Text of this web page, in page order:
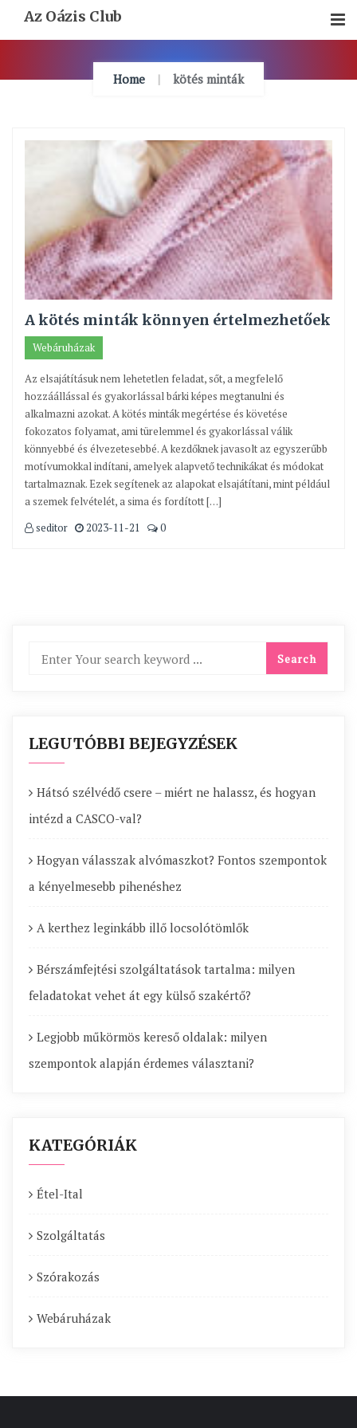
Content
Az Oázis Club
Home kötés minták
A kötés minták könnyen értelmezhetőek
Webáruházak
Az elsajátításuk nem lehetetlen feladat, sőt, a megfelelő
hozzáállással és gyakorlással bárki képes megtanulni és
alkalmazni azokat. A kötés minták megértése és követése
fokozatos folyamat, ami türelemmel és gyakorlással válik
könnyebbé és élvezetesebbé. A kezdőknek javasolt az egyszerűbb
motívumokkal indítani, amelyek alapvető technikákat és módokat
tartalmaznak. Ezek segítenek az alapokat elsajátítani, mint például
a szemek felvételét, a sima és fordított […]
seditor
2023-11-21 0
LEGUTÓBBI BEJEGYZÉSEK
Hátsó szélvédő csere – miért ne halassz, és hogyan
intézd a CASCO-val?
Hogyan válasszak alvómaszkot? Fontos szempontok
a kényelmesebb pihenéshez
A kerthez leginkább illő locsolótömlők
Bérszámfejtési szolgáltatások tartalma: milyen
feladatokat vehet át egy külső szakértő?
Legjobb műkörmös kereső oldalak: milyen
szempontok alapján érdemes választani?
KATEGÓRIÁK
Étel-Ital
Szolgáltatás
Szórakozás
Webáruházak